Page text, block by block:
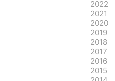
2022
2021
2020
2019
2018
2017
2016
2015